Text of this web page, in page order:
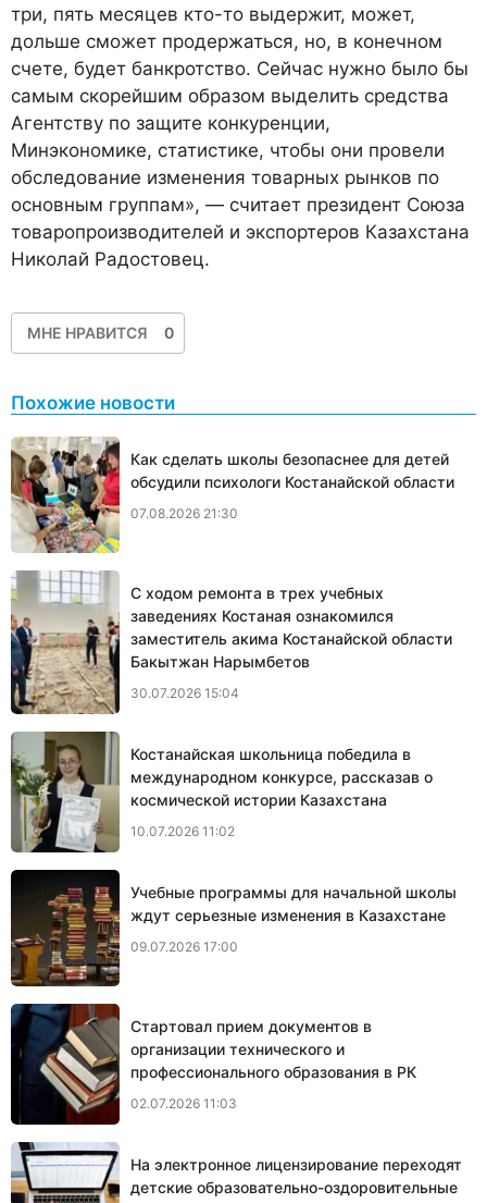
три, пять месяцев кто-то выдержит, может,
дольше сможет продержаться, но, в конечном
счете, будет банкротство. Сейчас нужно было бы
самым скорейшим образом выделить средства
Агентству по защите конкуренции,
Минэкономике, статистике, чтобы они провели
обследование изменения товарных рынков по
основным группам», — считает президент Союза
товаропроизводителей и экспортеров Казахстана
Николай Радостовец.
МНЕ НРАВИТСЯ 0
Похожие новости
Как сделать школы безопаснее для детей
обсудили психологи Костанайской области
07.08.2026 21:30
С ходом ремонта в трех учебных
заведениях Костаная ознакомился
заместитель акима Костанайской области
Бакытжан Нарымбетов
30.07.2026 15:04
Костанайская школьница победила в
международном конкурсе, рассказав о
космической истории Казахстана
10.07.2026 11:02
Учебные программы для начальной школы
ждут серьезные изменения в Казахстане
09.07.2026 17:00
Cтартовал прием документов в
организации технического и
профессионального образования в РК
02.07.2026 11:03
На электронное лицензирование переходят
детские образовательно-оздоровительные